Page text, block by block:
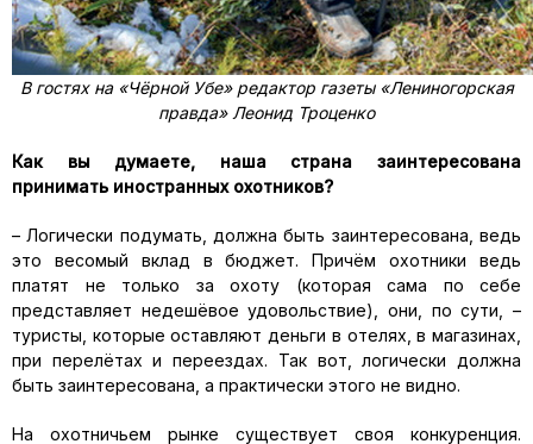
В гостях на «Чёрной Убе» редактор газеты «Лениногорская
правда» Леонид Троценко
Как вы думаете, наша страна заинтересована
принимать иностранных охотников?
– Логически подумать, должна быть заинтересована, ведь
это весомый вклад в бюджет. Причём охотники ведь
платят не только за охоту (которая сама по себе
представляет недешёвое удовольствие), они, по сути, –
туристы, которые оставляют деньги в отелях, в магазинах,
при перелётах и переездах. Так вот, логически должна
быть заинтересована, а практически этого не видно.
На охотничьем рынке существует своя конкуренция.